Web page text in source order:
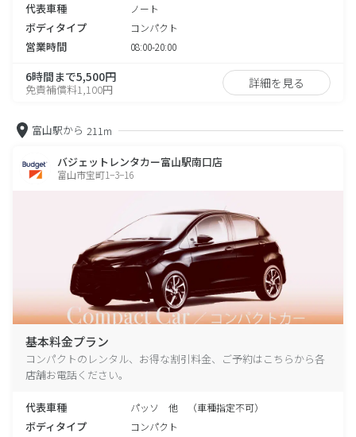
代表車種 ノート
ボディタイプ コンパクト
営業時間 08:00-20:00
6時間まで5,500円
免責補償料1,100円 詳細を見る
富山駅から 211m
バジェットレンタカー富山駅南口店
富山市宝町1−3−16
基本料金プラン
コンパクトのレンタル、お得な割引料金、ご予約はこちらから各
店舗お電話ください。
代表車種 パッソ 他 （車種指定不可）
ボディタイプ コンパクト